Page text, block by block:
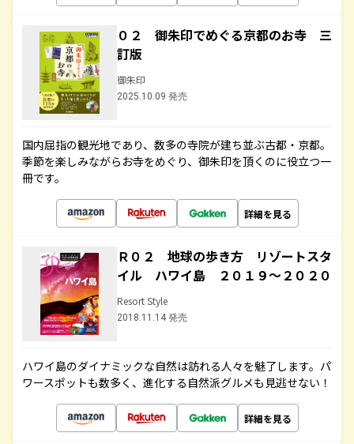
０２ 御朱印でめぐる京都のお寺 三
訂版
御朱印
2025.10.09 発売
国内屈指の観光地であり、数多の寺院が建ち並ぶ古都・京都。
季節を楽しみながらお寺をめぐり、御朱印を頂くのに役立つ一
冊です。
詳細を見る
Ｒ０２ 地球の歩き方 リゾートスタ
イル ハワイ島 ２０１９～２０２０
Resort Style
2018.11.14 発売
ハワイ島のダイナミックな自然は訪れる人々を魅了します。パ
ワースポットも数多く、進化する自然派グルメも見逃せない！
詳細を見る